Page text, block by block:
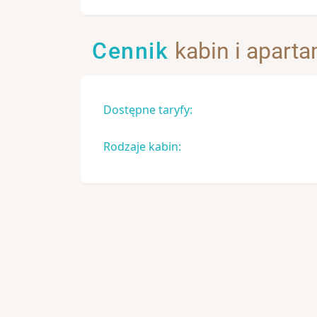
Cennik kabin i
Dostępne taryfy:
Rodzaje kabin: